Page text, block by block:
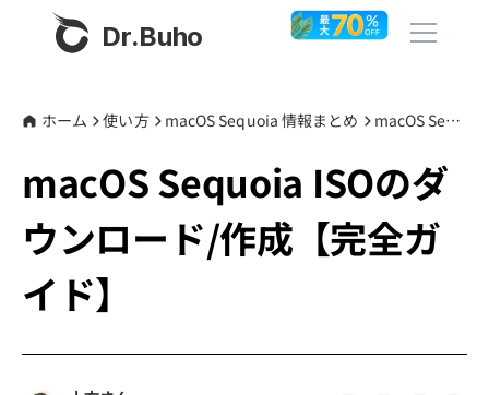
Dr.Buho
製品
BuhoCleaner
BuhoRepair
ストア
ホーム 使い方 macOS Sequoia 情報まとめ macOS Sequoia ISOのダウンロード/作成【完全ガイド】
macOS Sequoia ISOのダ
ウンロード/作成【完全ガ
イド】